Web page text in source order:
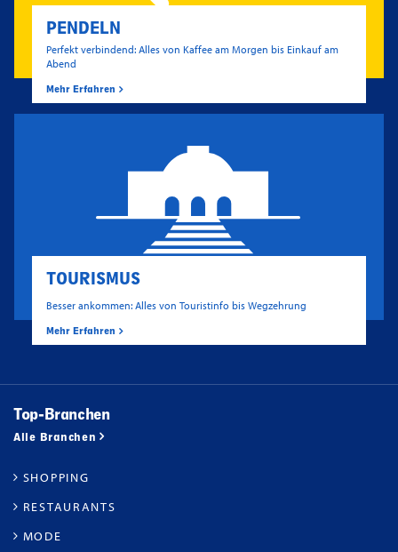
PENDELN
Perfekt verbindend: Alles von Kaffee am Morgen bis Einkauf am
Abend
Mehr Erfahren
TOURISMUS
Besser ankommen: Alles von Touristinfo bis Wegzehrung
Mehr Erfahren
Top-Branchen
Alle Branchen
SHOPPING
RESTAURANTS
MODE